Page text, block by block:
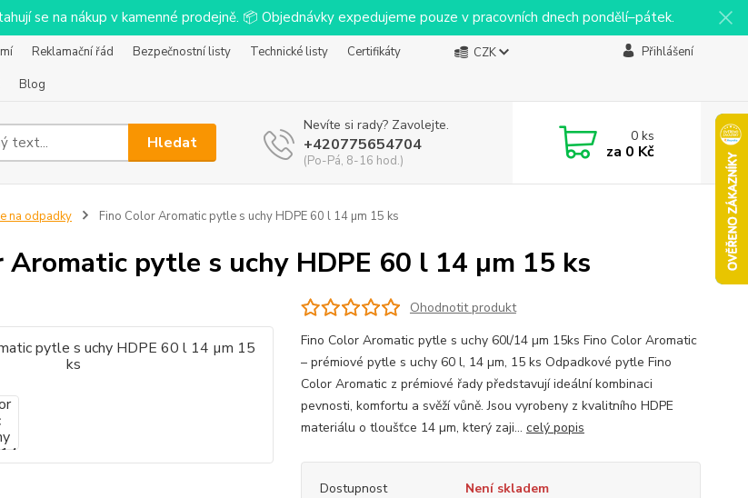
se na nákup v kamenné prodejně. 📦 Objednávky expedujeme pouze v pracovních dnech pondělí–pátek.
Reklamační řád Bezpečnostní listy Technické listy
Certifikáty
Blog
CZK Přihlášení
Hledat
Nevíte si rady? Zavolejte.
+420775654704
(Po-Pá, 8-16 hod.)
0ks
za 0 Kč
na odpadky Fino Color Aromatic pytle s uchy HDPE 60 l 14 µm 15 ks
Aromatic pytle s uchy HDPE 60 l 14 µm 15 ks
Ohodnotit produkt
Fino Color Aromatic pytle s uchy 60l/14 µm 15ks Fino Color Aromatic
– prémiové pytle s uchy 60 l, 14 µm, 15 ks Odpadkové pytle Fino
Color Aromatic z prémiové řady představují ideální kombinaci
pevnosti, komfortu a svěží vůně. Jsou vyrobeny z kvalitního HDPE
materiálu o tloušťce 14 µm, který zaji... celý popis
Dostupnost
Není skladem